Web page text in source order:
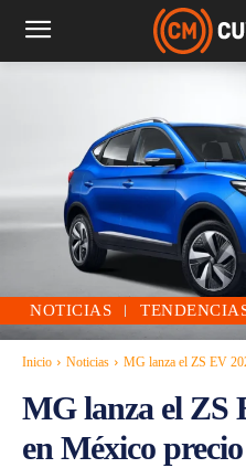
NOTICIAS
Inicio Noticias MG lanza el ZS EV
MG lanza el ZS
en México